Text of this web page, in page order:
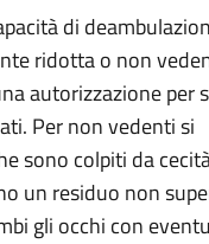
di
ridotta o non
autorizzazione per
Per non vedenti si
sono colpiti da
un residuo non
gli occhi con